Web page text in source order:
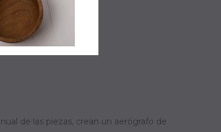
de las piezas, crean un aerógrafo de